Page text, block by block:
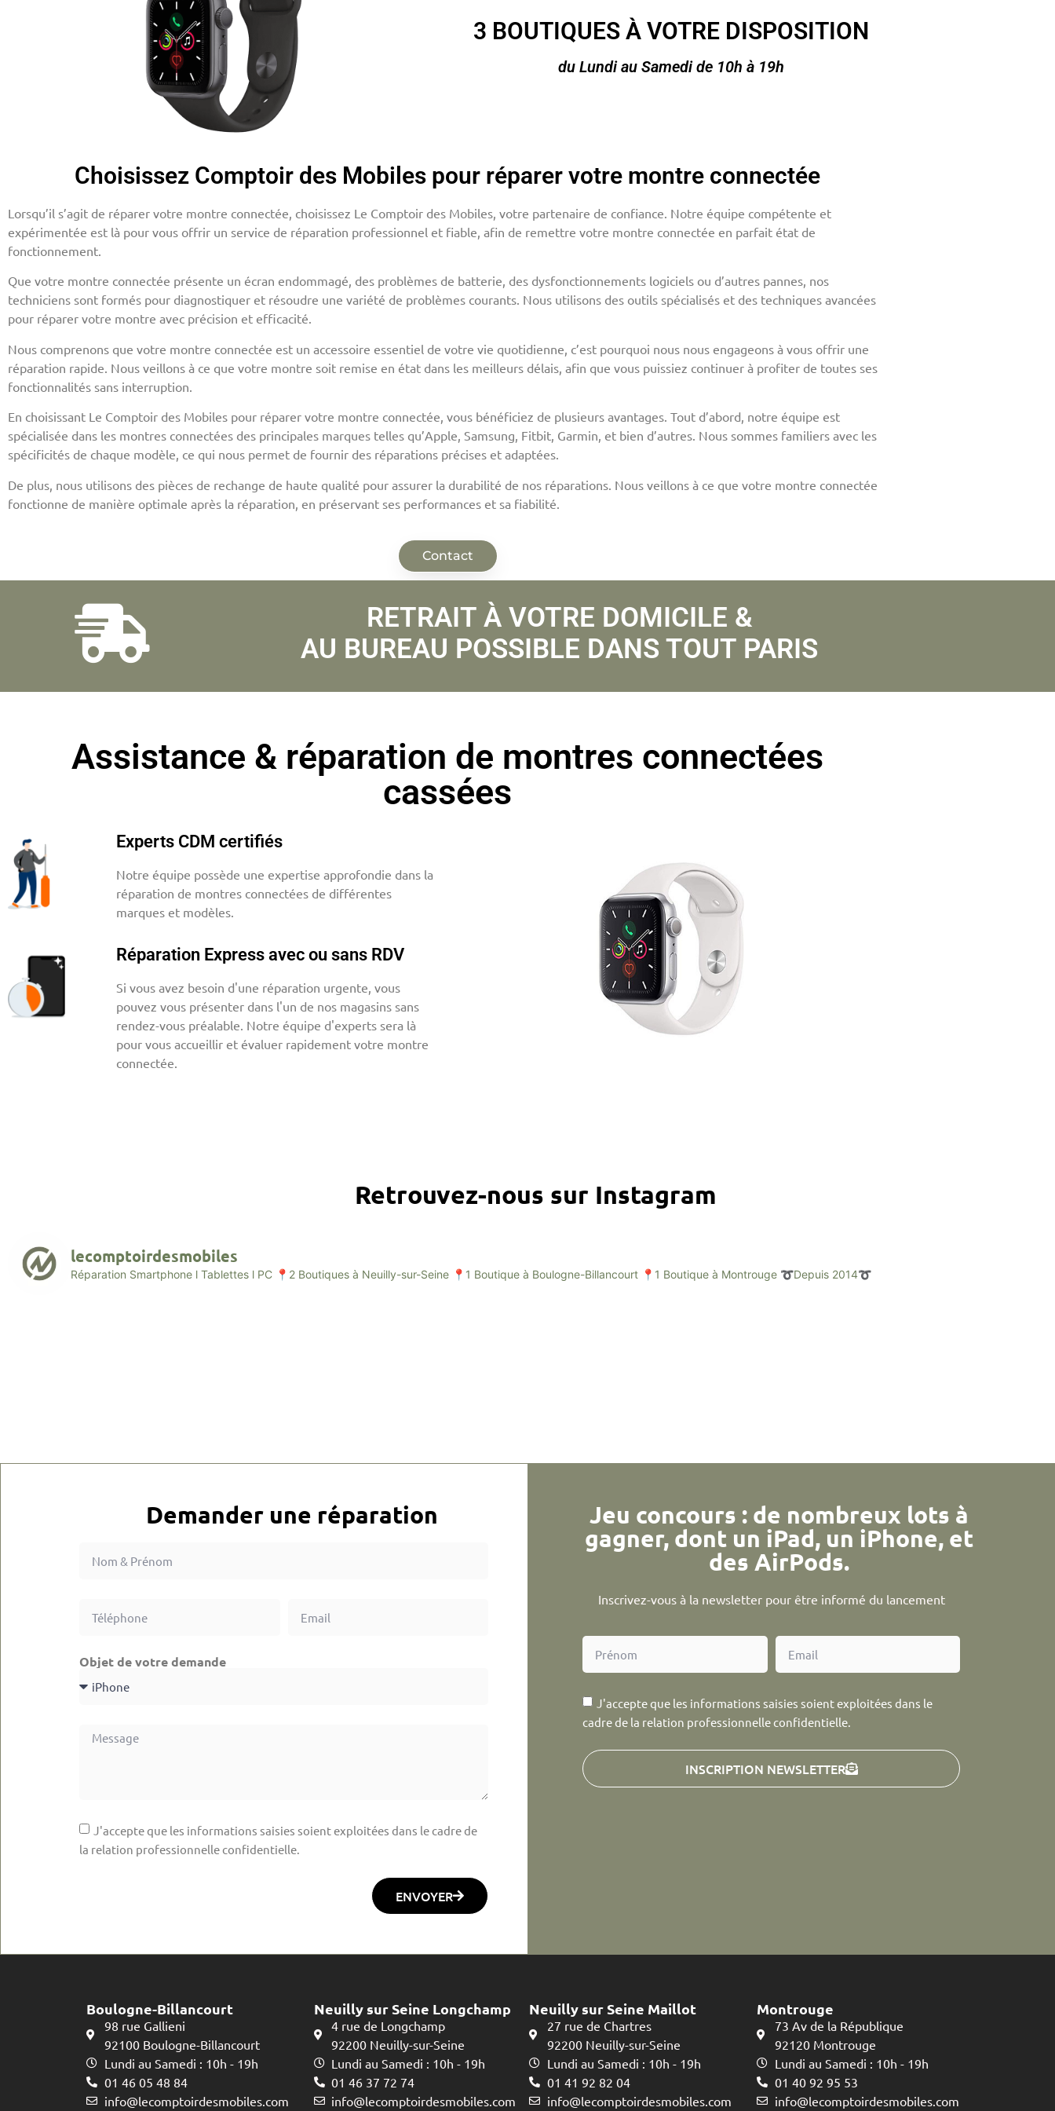
3 BOUTIQUES À VOTRE DISPOSITION
du Lundi au Samedi de 10h à 19h
Choisissez Comptoir des Mobiles pour réparer votre montre connectée
Lorsqu’il s’agit de réparer votre montre connectée, choisissez Le Comptoir des Mobiles, votre partenaire de confiance. Notre équipe compétente et
expérimentée est là pour vous offrir un service de réparation professionnel et fiable, afin de remettre votre montre connectée en parfait état de
fonctionnement.
Que votre montre connectée présente un écran endommagé, des problèmes de batterie, des dysfonctionnements logiciels ou d’autres pannes, nos
techniciens sont formés pour diagnostiquer et résoudre une variété de problèmes courants. Nous utilisons des outils spécialisés et des techniques avancées
pour réparer votre montre avec précision et efficacité.
Nous comprenons que votre montre connectée est un accessoire essentiel de votre vie quotidienne, c’est pourquoi nous nous engageons à vous offrir une
réparation rapide. Nous veillons à ce que votre montre soit remise en état dans les meilleurs délais, afin que vous puissiez continuer à profiter de toutes ses
fonctionnalités sans interruption.
En choisissant Le Comptoir des Mobiles pour réparer votre montre connectée, vous bénéficiez de plusieurs avantages. Tout d’abord, notre équipe est
spécialisée dans les montres connectées des principales marques telles qu’Apple, Samsung, Fitbit, Garmin, et bien d’autres. Nous sommes familiers avec les
spécificités de chaque modèle, ce qui nous permet de fournir des réparations précises et adaptées.
De plus, nous utilisons des pièces de rechange de haute qualité pour assurer la durabilité de nos réparations. Nous veillons à ce que votre montre connectée
fonctionne de manière optimale après la réparation, en préservant ses performances et sa fiabilité.
Contact
RETRAIT À VOTRE DOMICILE &
AU BUREAU POSSIBLE DANS TOUT PARIS
Assistance & réparation de montres connectées
cassées
Experts CDM certifiés
Notre équipe possède une expertise approfondie dans la
réparation de montres connectées de différentes
marques et modèles.
Réparation Express avec ou sans RDV
Si vous avez besoin d'une réparation urgente, vous
pouvez vous présenter dans l'un de nos magasins sans
rendez-vous préalable. Notre équipe d'experts sera là
pour vous accueillir et évaluer rapidement votre montre
connectée.
Retrouvez-nous sur Instagram
lecomptoirdesmobiles
Réparation Smartphone l Tablettes l PC 📍2 Boutiques à Neuilly-sur-Seine 📍1 Boutique à Boulogne-Billancourt 📍1 Boutique à Montrouge ➰Depuis 2014➰
Demander une réparation
Objet de votre demande
J'accepte que les informations saisies soient exploitées dans le cadre de
la relation professionnelle confidentielle.
ENVOYER
Jeu concours : de nombreux lots à
gagner, dont un iPad, un iPhone, et
des AirPods.
Inscrivez-vous à la newsletter pour être informé du lancement
J'accepte que les informations saisies soient exploitées dans le
cadre de la relation professionnelle confidentielle.
INSCRIPTION NEWSLETTER
Boulogne-Billancourt
98 rue Gallieni
92100 Boulogne-Billancourt
Lundi au Samedi : 10h - 19h
01 46 05 48 84
info@lecomptoirdesmobiles.com
Neuilly sur Seine Longchamp
4 rue de Longchamp
92200 Neuilly-sur-Seine
Lundi au Samedi : 10h - 19h
01 46 37 72 74
info@lecomptoirdesmobiles.com
Neuilly sur Seine Maillot
27 rue de Chartres
92200 Neuilly-sur-Seine
Lundi au Samedi : 10h - 19h
01 41 92 82 04
info@lecomptoirdesmobiles.com
Montrouge
73 Av de la République
92120 Montrouge
Lundi au Samedi : 10h - 19h
01 40 92 95 53
info@lecomptoirdesmobiles.com